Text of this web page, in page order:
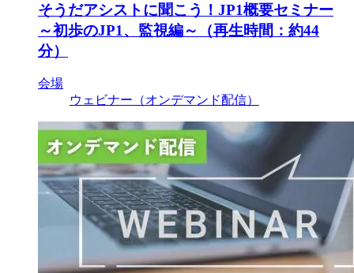
そうだアシストに聞こう！JP1概要セミナー
～初歩のJP1、監視編～（再生時間：約44
分）
会場
ウェビナー（オンデマンド配信）